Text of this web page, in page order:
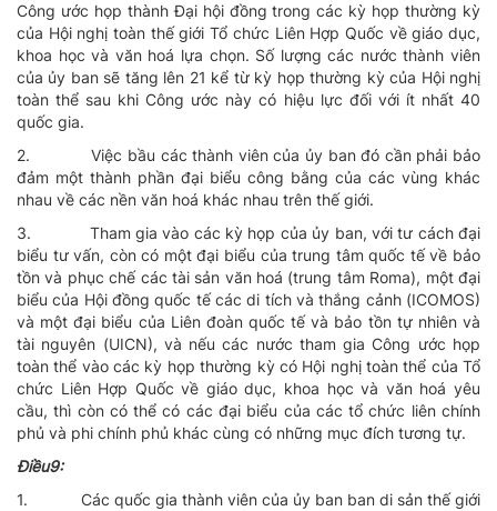
Công ước họp thành Ðại hội đồng trong các kỳ họp thường kỳ
của Hội nghị toàn thế giới Tổ chức Liên Hợp Quốc về giáo dục,
khoa học và văn hoá lựa chọn. Số lượng các nước thành viên
của ủy ban sẽ tăng lên 21 kể từ kỳ họp thường kỳ của Hội nghị
toàn thể sau khi Công ước này có hiệu lực đối với ít nhất 40
quốc gia.
2.Việc bầu các thành viên của ủy ban đó cần phải bảo
đảm một thành phần đại biểu công bằng của các vùng khác
nhau về các nền văn hoá khác nhau trên thế giới.
3. Tham gia vào các kỳ họp của ủy ban, với tư cách đại
biểu tư vấn, còn có một đại biểu của trung tâm quốc tế về bảo
tồn và phục chế các tài sản văn hoá (trung tâm Roma), một đại
biểu của Hội đồng quốc tế các di tích và thắng cảnh (ICOMOS)
và một đại biểu của Liên đoàn quốc tế và bảo tồn tự nhiên và
tài nguyên (UICN), và nếu các nước tham gia Công ước họp
toàn thể vào các kỳ họp thường kỳ có Hội nghị toàn thể của Tổ
chức Liên Hợp Quốc về giáo dục, khoa học và văn hoá yêu
cầu, thì còn có thể có các đại biểu của các tổ chức liên chính
phủ và phi chính phủ khác cùng có những mục đích tương tự.
Ðiều9:
1. Các quốc gia thành viên của ủy ban ban di sản thế giới